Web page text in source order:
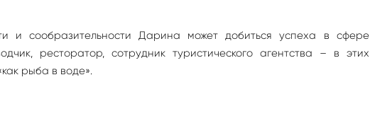
и сообразительности Дарина может добиться успеха в сфере
ресторатор, сотрудник туристического агентства – в этих
рыба в воде».